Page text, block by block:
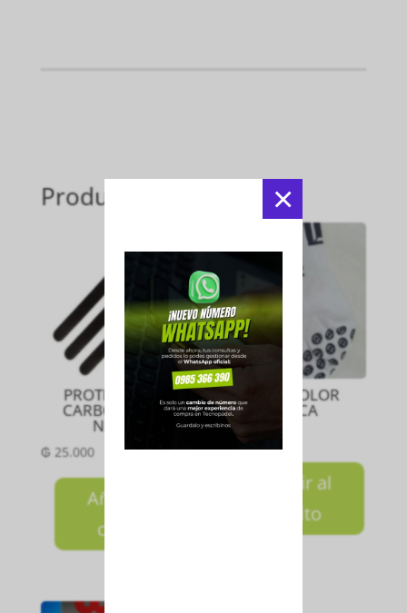
×
Productos relacionados
PROTECTOR DE
CARBONO LISO
NEGRO
₲25.000
Añadir al
carrito
MEDIA COLOR
BLANCA
35.000
Añadir al
carrito